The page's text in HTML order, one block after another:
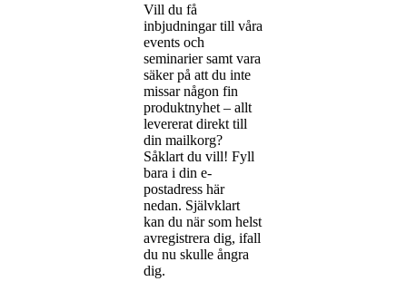
Vill du få
inbjudningar till våra
events och
seminarier samt vara
säker på att du inte
missar någon fin
produktnyhet – allt
levererat direkt till
din mailkorg?
Såklart du vill! Fyll
bara i din e-
postadress här
nedan. Självklart
kan du när som helst
avregistrera dig, ifall
du nu skulle ångra
dig.